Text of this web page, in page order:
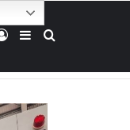
EntrarBarra Lateral
Procurar por